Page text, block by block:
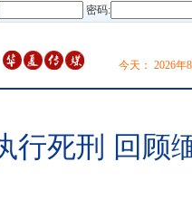
密码:
今天： 2026年
行死刑 回顾